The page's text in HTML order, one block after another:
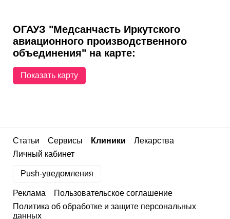
ОГАУЗ "Медсанчасть Иркутского
авиационного производственного
объединения" на карте:
Показать карту
Статьи Сервисы Клиники
Лекарства
Личный кабинет
Push-уведомления
Реклама
Пользовательское соглашение
Политика об обработке и защите персональных
данных